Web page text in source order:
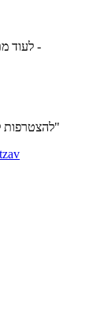
לעוד מתנות ממני - שמסייעות בניהול מידע או בניהול כלכלי -
להצטרפות לקבוצת הפייסבוק "ניהול מידע אישי בעידן הדיגיטלי"